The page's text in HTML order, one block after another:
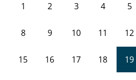
1 2 3 4 5
8 9 10 11 12
15 16 17 18 19